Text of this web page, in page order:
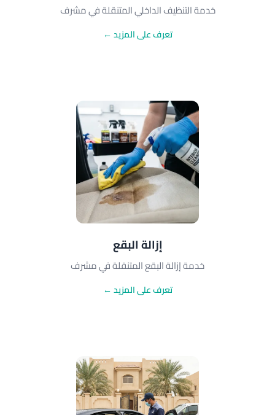
خدمة التنظيف الداخلي المتنقلة في مشرف
تعرف على المزيد ←
إزالة البقع
خدمة إزالة البقع المتنقلة في مشرف
تعرف على المزيد ←